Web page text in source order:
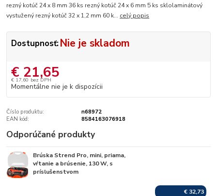
rezný kotúč 24 x 8 mm 36 ks rezný kotúč 24 x 6 mm 5 ks sklolaminátový
vystužený rezný kotúč 32 x 1,2 mm 60 k... celý popis
Dostupnosť:Nie je skladom
€ 21,65
€ 17,60 bez DPH
Momentálne nie je k dispozícii
Číslo produktu:
n68972
EAN kód:
8584163076918
Odporúčané produkty
Brúska Strend Pro, mini, priama,
vŕtanie a brúsenie, 130 W, s
príslušenstvom
€ 32,73